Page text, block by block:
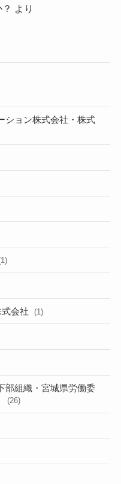
より
ション株式会社・株式
会社 (1)
部組織・宮城県労働委
(26)